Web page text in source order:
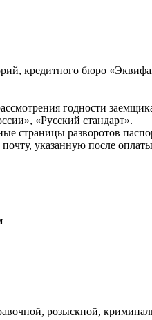
кредитного бюро
годности
«Русский стандарт».
страницы разворотов
указанную после
розыскной,